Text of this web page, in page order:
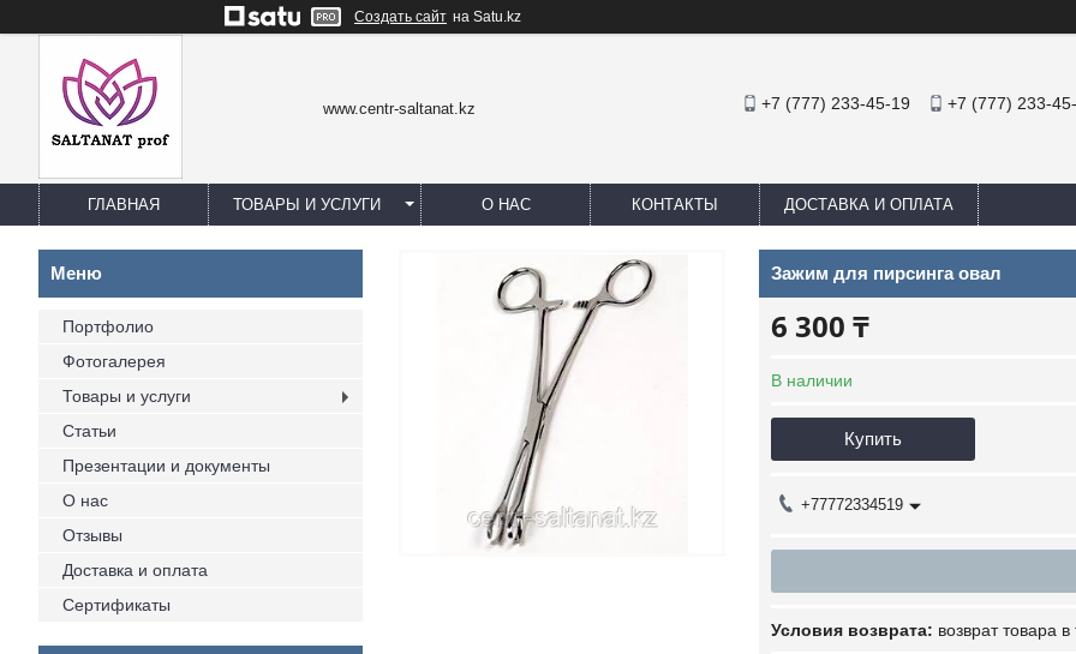
Создать сайт на Satu.kz
www.centr-saltanat.kz +7 (777) 233-45-19 +7 (777) 233-
ГЛАВНАЯ ТОВАРЫ И УСЛУГИ О НАС КОНТАКТЫ ДОСТАВКА И ОПЛАТА
Зажим для пирсинга овал
6 300 ₸
В наличии
Купить
+77772334519
возврат товара
Портфолио
Фотогалерея
Товары и услуги
Статьи
Презентации и документы
О нас
Отзывы
Доставка и оплата
Сертификаты